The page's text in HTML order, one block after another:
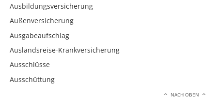
Ausbildungsversicherung
Außenversicherung
Ausgabeaufschlag
Auslandsreise-Krankversicherung
Ausschlüsse
Ausschüttung
NACH OBEN